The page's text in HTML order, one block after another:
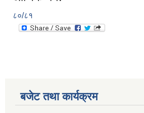
८०/८१
बजेट तथा कार्यक्रम